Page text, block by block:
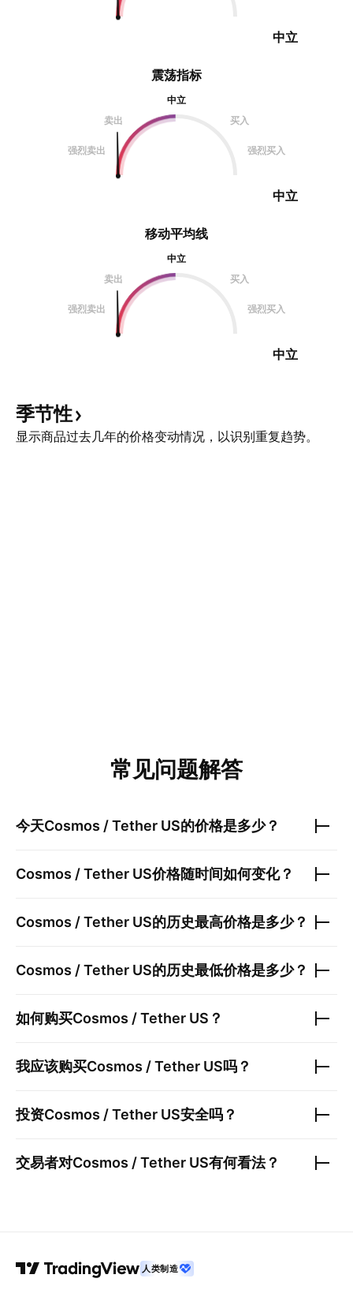
震荡指标
中立
卖出
买入
强烈卖出 强烈买入
中立
中立
移动平均线
中立
卖出
买入
强烈卖出 强烈买入
中立
季节性
显示商品过去几年的价格变动情况，以识别重复趋势。
常见问题解答
今天Cosmos / Tether US的价格是多少？
Cosmos / Tether US价格随时间如何变化？
Cosmos / Tether US的历史最高价格是多少？
Cosmos / Tether US的历史最低价格是多少？
如何购买Cosmos / Tether US ？
我应该购买Cosmos / Tether US吗？
投资Cosmos / Tether US安全吗？
交易者对Cosmos / Tether US有何看法？
人类制造